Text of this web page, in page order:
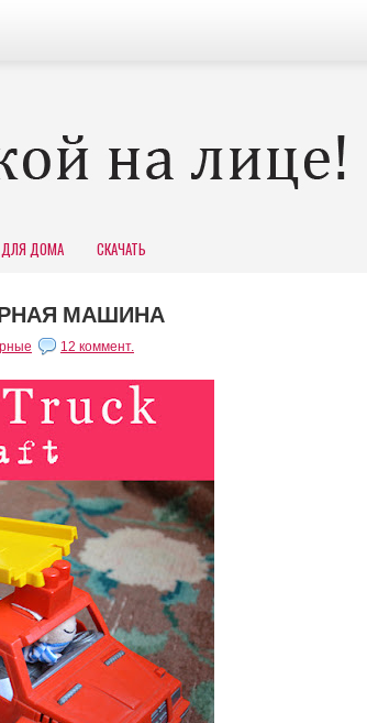
ДОМА СКАЧАТЬ
МАШИНА
12 коммент.